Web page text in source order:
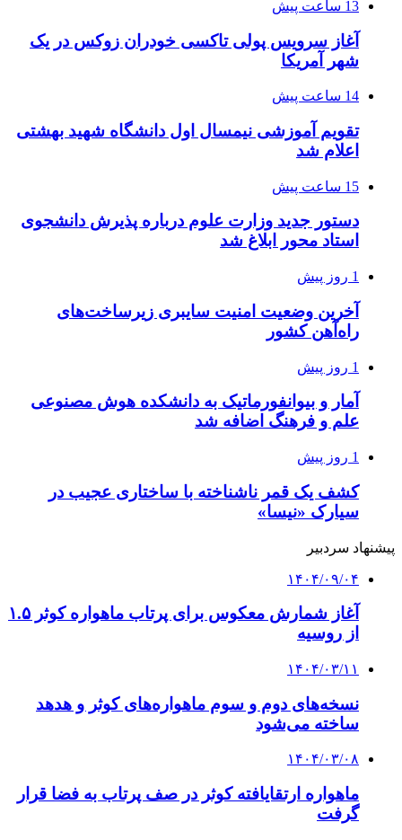
13 ساعت پیش
آغاز سرویس پولی تاکسی خودران زوکس در یک
شهر آمریکا
14 ساعت پیش
تقویم آموزشی نیمسال اول دانشگاه شهید بهشتی
اعلام شد
15 ساعت پیش
دستور جدید وزارت علوم درباره پذیرش دانشجوی
استاد محور ابلاغ شد
1 روز پیش
آخرین وضعیت امنیت سایبری زیرساخت‌های
راه‌آهن کشور
1 روز پیش
آمار و بیوانفورماتیک به دانشکده هوش مصنوعی
علم و فرهنگ اضافه شد
1 روز پیش
کشف یک قمر ناشناخته با ساختاری عجیب در
سیارک «نیسا»
پیشنهاد سردبیر
۱۴۰۴/۰۹/۰۴
آغاز شمارش معکوس برای پرتاب ماهواره کوثر ۱.۵
از روسیه
۱۴۰۴/۰۳/۱۱
نسخه‌های دوم و سوم ماهواره‌های کوثر و هدهد
ساخته می‌شود
۱۴۰۴/۰۳/۰۸
ماهواره ارتقایافته کوثر در صف پرتاب به فضا قرار
گرفت